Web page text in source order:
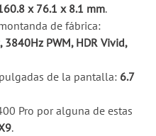
x 76.1 x 8.1 mm.
de fábrica:
3840Hz PWM, HDR Vivid,
de la pantalla: 6.7
Pro por alguna de estas
.